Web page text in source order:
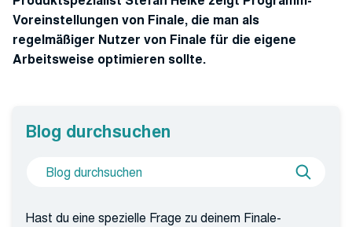
Voreinstellungen von Finale, die man als
regelmäßiger Nutzer von Finale für die eigene
Arbeitsweise optimieren sollte.
Blog durchsuchen
Suche
nach
Blog
Hast du eine spezielle Frage zu deinem Finale-